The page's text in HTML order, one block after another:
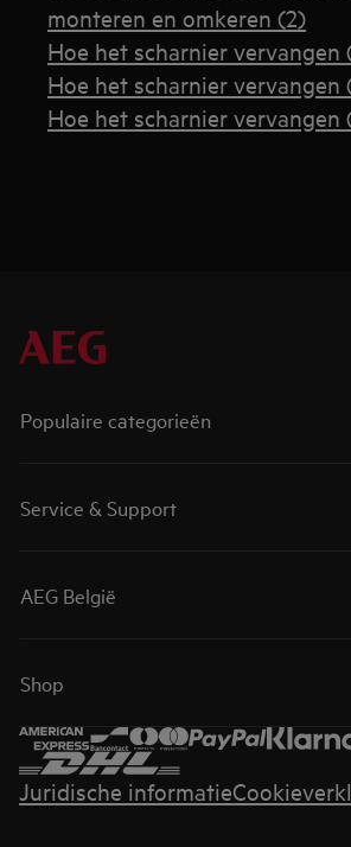
monteren en omkeren (2)
Hoe het scharnier vervangen
Hoe het scharnier vervangen
Hoe het scharnier vervangen
Populaire categorieën
Service & Support
AEG België
Shop
Juridische informatie